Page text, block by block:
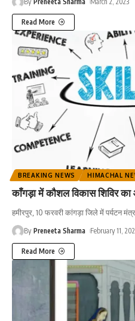
Read More
BREAKING NEWS HIMACHAL
काँगड़ा में कौशल विकास शिविर
हमीरपुर, 10 फरवरी कांगड़ा जिले में पर्यटन
By Preneeta Sharma February 11,
Read More